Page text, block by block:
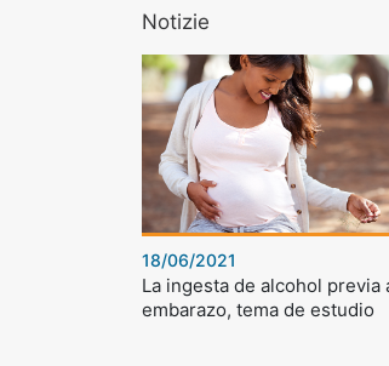
Notizie
18/06/2021
La ingesta de alcohol previa
embarazo, tema de estudio